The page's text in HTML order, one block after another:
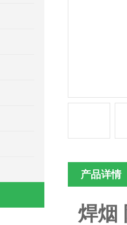
产品详情
焊烟